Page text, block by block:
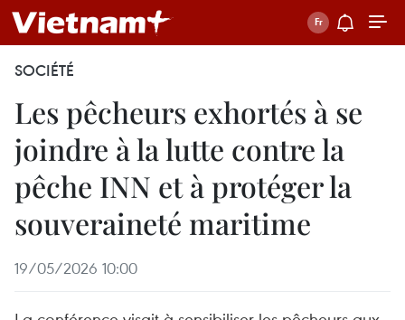
SOCIÉTÉ
Les pêcheurs exhortés à se
joindre à la lutte contre la
pêche INN et à protéger la
souveraineté maritime
19/05/2026 10:00